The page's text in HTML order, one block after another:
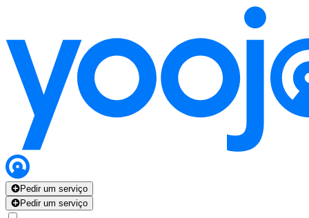
Pedir um serviço
Pedir um serviço